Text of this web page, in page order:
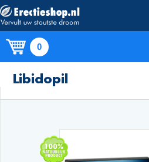
0
Libidopil